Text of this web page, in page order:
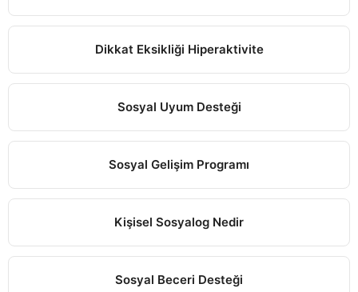
Dikkat Eksikliği Hiperaktivite
Sosyal Uyum Desteği
Sosyal Gelişim Programı
Kişisel Sosyalog Nedir
Sosyal Beceri Desteği